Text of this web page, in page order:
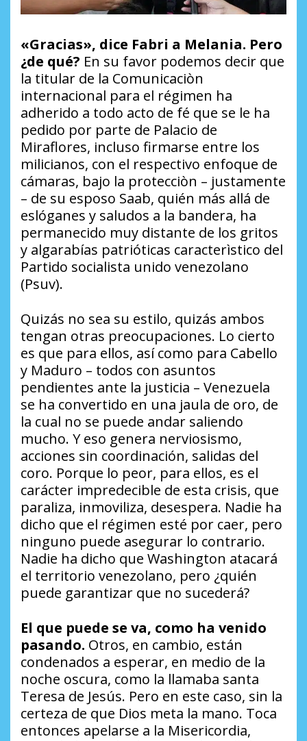
«Gracias», dice Fabri a Melania. Pero
¿de qué? En su favor podemos decir que
la titular de la Comunicaciòn
internacional para el régimen ha
adherido a todo acto de fé que se le ha
pedido por parte de Palacio de
Miraflores, incluso firmarse entre los
milicianos, con el respectivo enfoque de
cámaras, bajo la protecciòn – justamente
– de su esposo Saab, quién más allá de
eslóganes y saludos a la bandera, ha
permanecido muy distante de los gritos
y algarabías patrióticas caracterìstico del
Partido socialista unido venezolano
(Psuv).
Quizás no sea su estilo, quizás ambos
tengan otras preocupaciones. Lo cierto
es que para ellos, así como para Cabello
y Maduro – todos con asuntos
pendientes ante la justicia – Venezuela
se ha convertido en una jaula de oro, de
la cual no se puede andar saliendo
mucho. Y eso genera nerviosismo,
acciones sin coordinación, salidas del
coro. Porque lo peor, para ellos, es el
carácter impredecible de esta crisis, que
paraliza, inmoviliza, desespera. Nadie ha
dicho que el régimen esté por caer, pero
ninguno puede asegurar lo contrario.
Nadie ha dicho que Washington atacará
el territorio venezolano, pero ¿quién
puede garantizar que no sucederá?
El que puede se va, como ha venido
pasando. Otros, en cambio, están
condenados a esperar, en medio de la
noche oscura, como la llamaba santa
Teresa de Jesús. Pero en este caso, sin la
certeza de que Dios meta la mano. Toca
entonces apelarse a la Misericordia,